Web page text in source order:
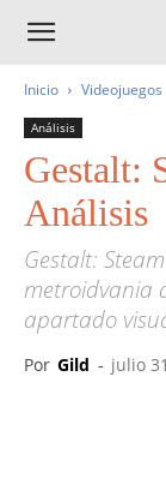
Inicio Videojuegos
Análisis
Gestalt:
Análisis
Gestalt:
metroidvania
apartado
Por Gild - julio